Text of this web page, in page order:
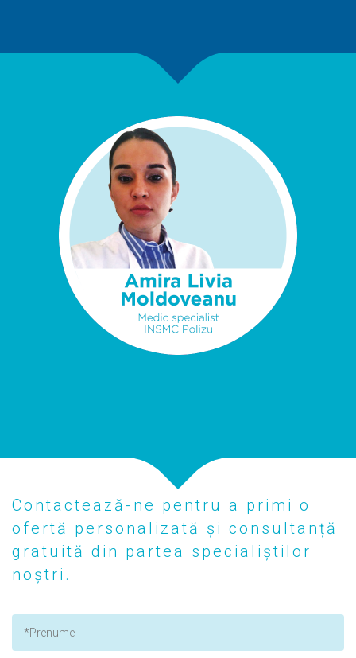
Contactează-ne pentru a primi o
ofertă personalizată și consultanță
gratuită din partea specialiștilor
noștri.